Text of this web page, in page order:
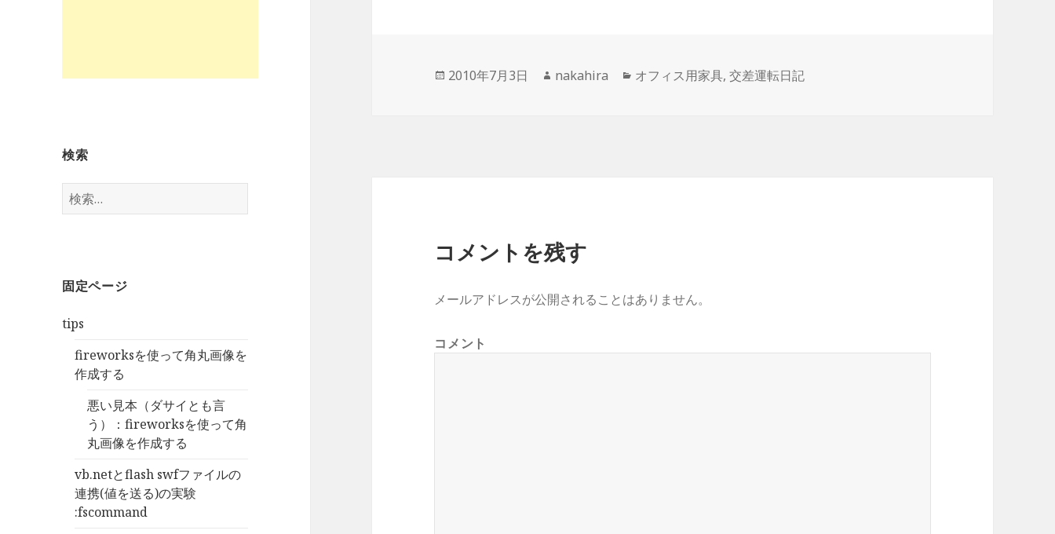
検索
検
索
固定ページ
tips
fireworksを使って角丸画像を
作成する
悪い見本（ダサイとも言
う）：fireworksを使って角
丸画像を作成する
vb.netとflash swfファイルの
連携(値を送る)の実験
:fscommand
投
2010年7月3日
作
nakahira
カ
オフィス用家具,交差運転日記
コメントを残す
メールアドレスが公開されることはありません。
コメント